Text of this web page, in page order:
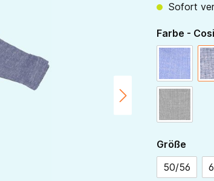
Sofort
Farbe -
blau-
grau-
Größe
50/56